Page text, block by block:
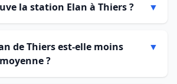
la station Elan à Thiers ? ▼
de Thiers est-elle moins
?
▼